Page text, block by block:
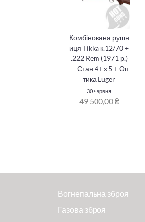
Комбінована рушн
иця Tikka к.12/70 +
.222 Rem (1971 р.)
— Стан 4+ з 5 + Оп
тика Luger
30 червня
49 500,00 ₴
Вогнепальна зброя
Газова зброя